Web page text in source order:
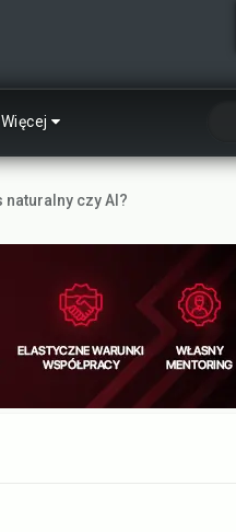
Więcej
naturalny czy AI?